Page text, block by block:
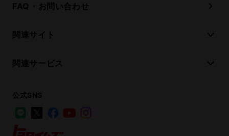
FAQ・お問い合わせ
関連サイト
関連サービス
公式SNS
LINE
FacebookYouTube